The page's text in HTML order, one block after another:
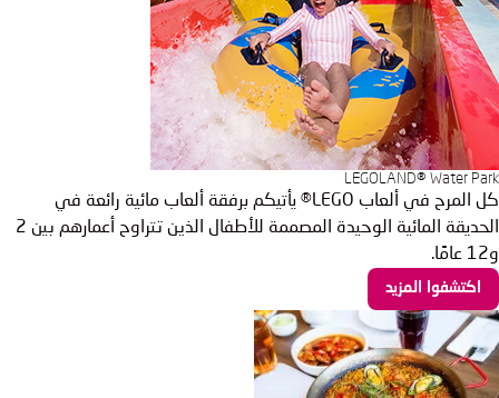
LEGOLAND® Water Park
كل المرح في ألعاب LEGO® يأتيكم برفقة ألعاب مائية رائعة في
الحديقة المائية الوحيدة المصممة للأطفال الذين تتراوح أعمارهم بين 2
و12 عامًا.
اكتشفوا المزيد